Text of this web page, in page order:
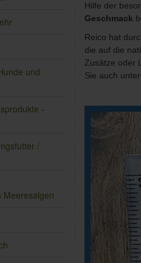
und
-
/
Meeresalgen
Hilfe der
Geschmack
Reico hat
die auf die
Zusätze oder
Sie auch unter